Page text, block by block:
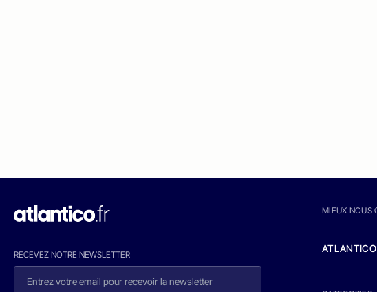
RECEVEZ NOTRE NEWSLETTER
MIEUX NOUS